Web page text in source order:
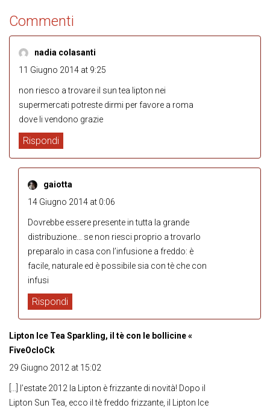
Commenti
nadia colasanti
11 Giugno 2014 at 9:25
non riesco a trovare il sun tea lipton nei
supermercati potreste dirmi per favore a roma
dove li vendono grazie
Rispondi
gaiotta
14 Giugno 2014 at 0:06
Dovrebbe essere presente in tutta la grande
distribuzione… se non riesci proprio a trovarlo
preparalo in casa con l’infusione a freddo: è
facile, naturale ed è possibile sia con tè che con
infusi
Rispondi
Lipton Ice Tea Sparkling, il tè con le bollicine «
FiveOcloCk
29 Giugno 2012 at 15:02
[…] l’estate 2012 la Lipton è frizzante di novità! Dopo il
Lipton Sun Tea, ecco il tè freddo frizzante, il Lipton Ice